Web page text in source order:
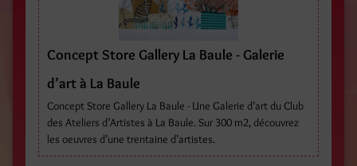
Concept Store Gallery La Baule - Galerie
d’art à La Baule
Concept Store Gallery La Baule - Une Galerie d’art du Club
des Ateliers d’Artistes à La Baule. Sur 300 m2, découvrez
les oeuvres d’une trentaine d’artistes.